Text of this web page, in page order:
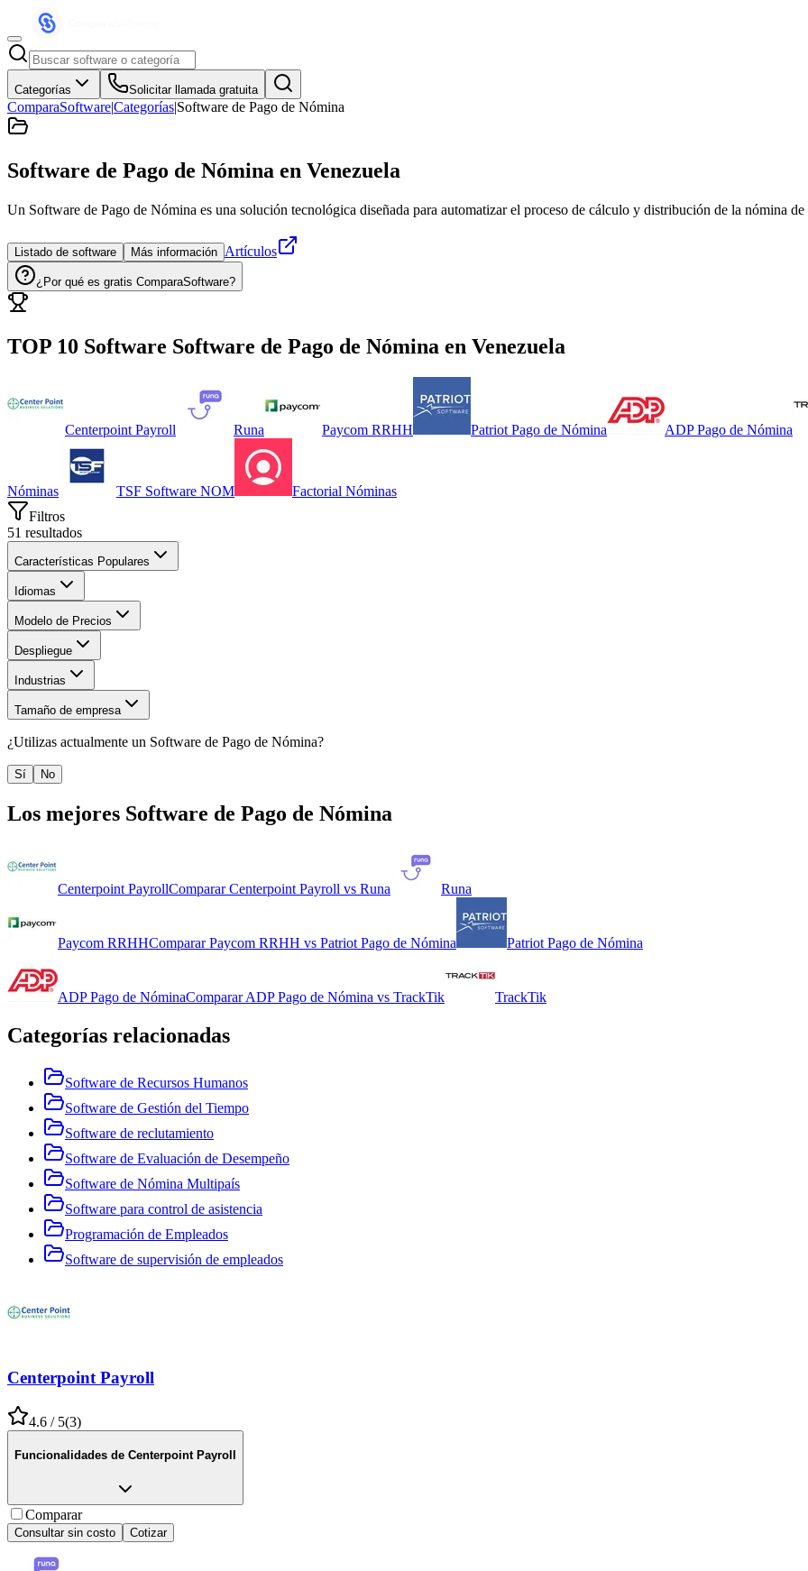
Categorías Solicitar llamada gratuita
ComparaSoftware|Categorías|Software de Pago de Nómina
Software de Pago de Nómina en Venezuela
Un Software de Pago de Nómina es una solución tecnológica diseñada para automatizar el proceso de cálculo y distribución de la nómina
Listado de software Más información Artículos
¿Por qué es gratis ComparaSoftware?
TOP 10 Software Software de Pago de Nómina en Venezuela
Centerpoint Payroll Runa Paycom RRHH Patriot Pago de Nómina ADP Pago de Nómina
Nóminas TSF Software NOM
Factorial Nóminas
Filtros
51 resultados
Características Populares
Idiomas
Modelo de Precios
Despliegue
Industrias
Tamaño de empresa
¿Utilizas actualmente un Software de Pago de Nómina?
Sí No
Los mejores Software de Pago de Nómina
Centerpoint PayrollComparar Centerpoint Payroll vs Runa Runa
Paycom RRHHComparar Paycom RRHH vs Patriot Pago de Nómina Patriot Pago de Nómina
ADP Pago de NóminaCompararADP Pago de Nómina vs TrackTik TrackTik
Categorías relacionadas
Software de Recursos Humanos
Software de Gestión del Tiempo
Software de reclutamiento
Software de Evaluación de Desempeño
Software de Nómina Multipaís
Software para control de asistencia
Programación de Empleados
Software de supervisión de empleados
Centerpoint Payroll
4.6 / 5(3)
Funcionalidades de Centerpoint Payroll
Comparar
Consultar sin costo Cotizar